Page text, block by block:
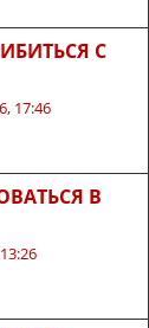
С
17:46
В